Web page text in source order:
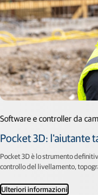
Software e controller da
Pocket 3D: l'aiutante
Pocket 3D è lo strumento
controllo del livellamento,
Ulteriori informazioni